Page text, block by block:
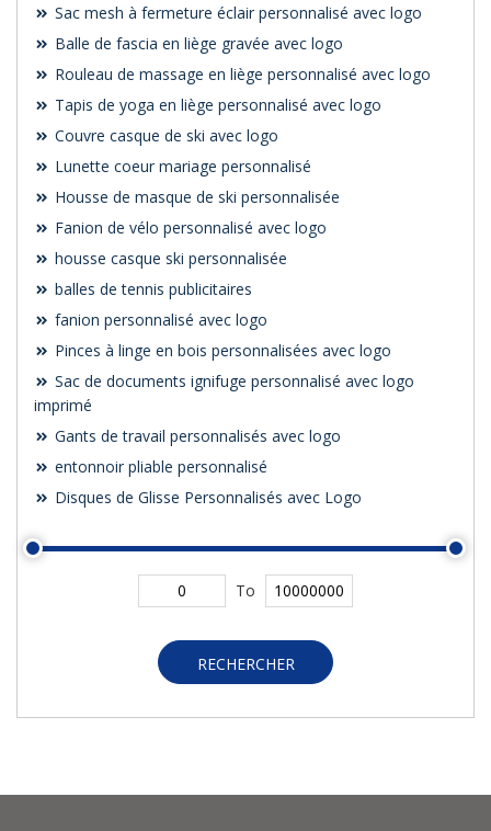
Sac mesh à fermeture éclair personnalisé avec logo
Balle de fascia en liège gravée avec logo
Rouleau de massage en liège personnalisé avec logo
Tapis de yoga en liège personnalisé avec logo
Couvre casque de ski avec logo
Lunette coeur mariage personnalisé
Housse de masque de ski personnalisée
Fanion de vélo personnalisé avec logo
housse casque ski personnalisée
balles de tennis publicitaires
fanion personnalisé avec logo
Pinces à linge en bois personnalisées avec logo
Sac de documents ignifuge personnalisé avec logo
imprimé
Gants de travail personnalisés avec logo
entonnoir pliable personnalisé
Disques de Glisse Personnalisés avec Logo
To
RECHERCHER